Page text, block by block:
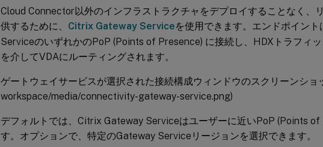
Cloud Connector以外のインフラストラクチャをデプロイすることなく、
供するために、 Citrix Gateway Serviceを使用できます。エンドポイン
ServiceのいずれかのPoP (Points of Presence) に接続し、HDXトラフィ
を介してVDAにルーティングされます。
ゲートウェイサービスが選択された接続構成ウィンドウのスクリーンシ
workspace/media/connectivity-gateway-service.png)
デフォルトでは、Citrix Gateway Serviceはユーザーに近いPoP (Points of
す。オプションで、特定のGateway Serviceリージョンを選択できます。